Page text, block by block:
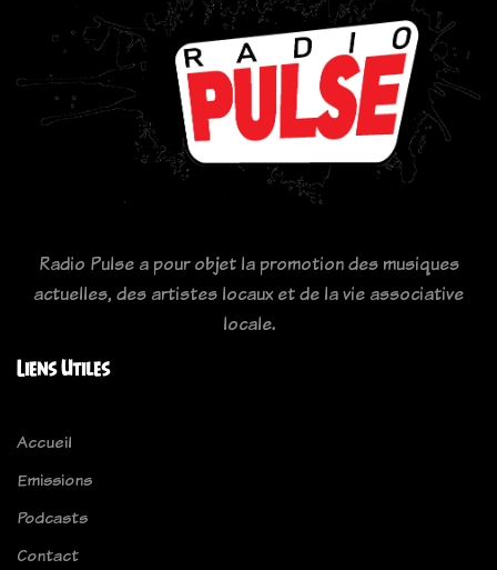
Radio Pulse a pour objet la promotion des musiques
actuelles, des artistes locaux et de la vie associative
locale.
Liens Utiles
Accueil
Emissions
Podcasts
Contact